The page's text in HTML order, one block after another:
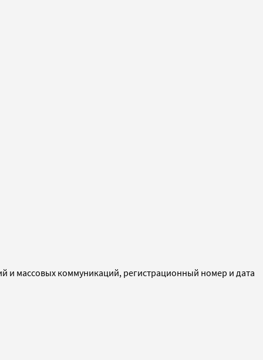
и массовых коммуникаций, регистрационный номер и дата